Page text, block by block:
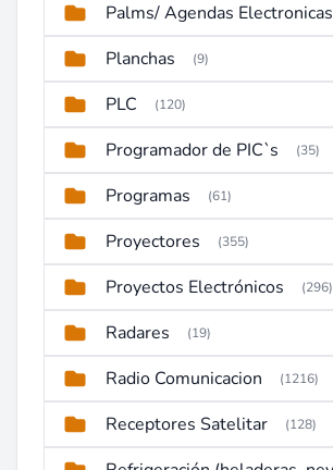
Palms/ Agendas Electronicas
Planchas (9)
PLC (120)
Programador de PIC`s (35)
Programas (61)
Proyectores (355)
Proyectos Electrónicos (296)
Radares (19)
Radio Comunicacion (1216)
Receptores Satelitar (128)